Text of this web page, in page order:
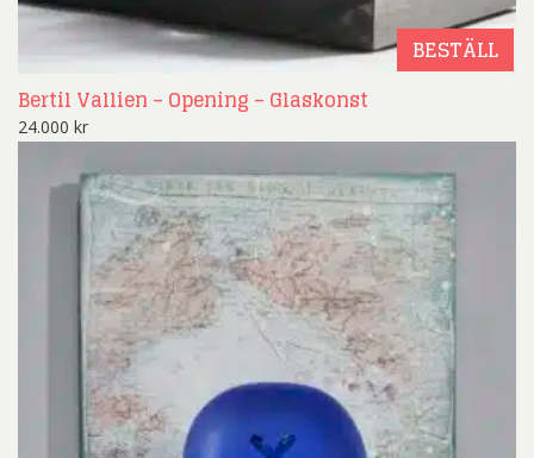
BESTÄLL
Bertil Vallien – Opening – Glaskonst
24.000 kr